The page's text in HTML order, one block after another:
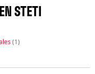
STETI
(1)